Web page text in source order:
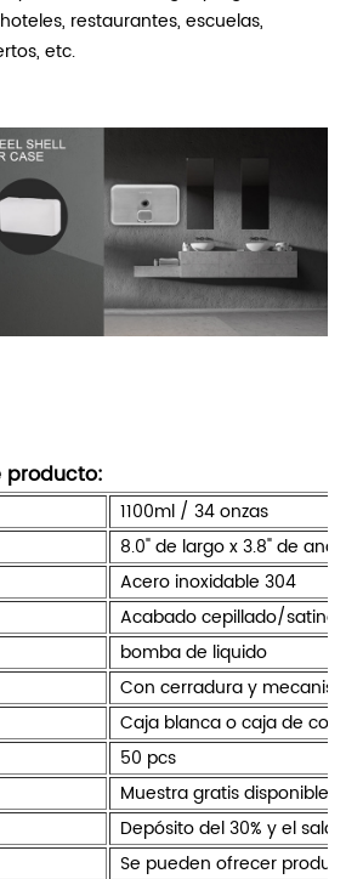
restaurantes, escuelas,
etc.
producto:
1100ml / 34 onzas
8.0" de largo x 3.8" de
Acero inoxidable 304
Acabado cepillado/
bomba de liquido
Con cerradura y
Caja blanca o caja de
50 pcs
Muestra gratis disponible
Depósito del 30% y el
Se pueden ofrecer